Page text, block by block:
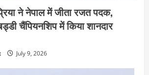
ने नेपाल में जीता रजत पदक,
चैंपियनशिप में किया शानदार
July 9, 2026